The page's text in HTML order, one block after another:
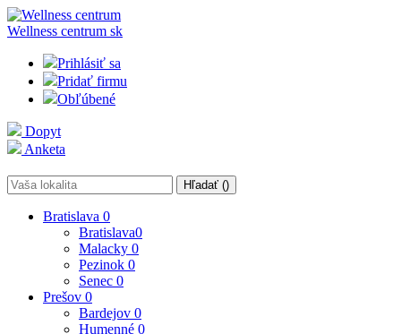
Wellness centrum sk
Prihlásiť sa
Pridať firmu
Obľúbené
Dopyt
Anketa
Hľadať ()
Bratislava 0
Bratislava0
Malacky 0
Pezinok 0
Senec 0
Prešov 0
Bardejov 0
Humenné 0